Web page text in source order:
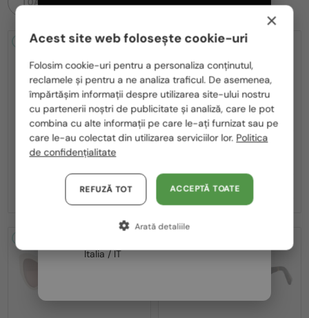
2-4 ZILE -22%
Bvlgari — Ochelari de soare
BV40035U - 33T - 58
1 937 RON
2-4 ZILE -20%
—
1 793 RON 2 238 RON
România / RO
Polska / PL
Magyarország / HU
United Arab Emirates / EN
Austria / AT
Germania / DE
Franța / FR
Italia / IT
×
Acest site web folosește cookie-uri
Folosim cookie-uri pentru a personaliza conținutul,
reclamele și pentru a ne analiza traficul. De asemenea,
împărtășim informații despre utilizarea site-ului nostru
cu partenerii noștri de publicitate și analiză, care le pot
combina cu alte informații pe care le-ați furnizat sau pe
care le-au colectat din utilizarea serviciilor lor. Politica
de confidențialitate
ACCEPTĂ TOATE
REFUZĂ TOT
Arată detaliile